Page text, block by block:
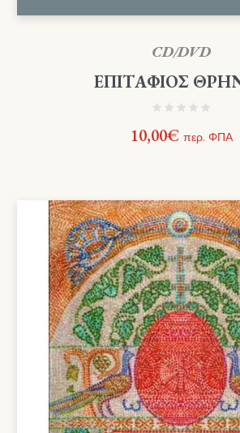
CD/DVD
ΕΠΙΤΑΦΙΟΣ
10,00€ περ. ΦΠΑ